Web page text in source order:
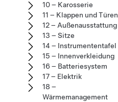
10 – Karosserie
11 – Klappen und Türen
12 – Außenausstattung
13 – Sitze
14 – Instrumententafel
15 – Innenverkleidung
16 – Batteriesystem
17 – Elektrik
18 –
Wärmemanagement